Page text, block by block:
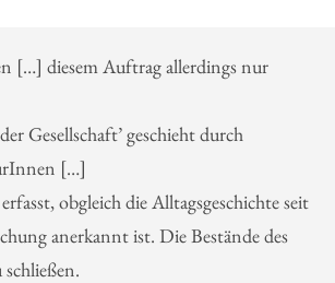
[…] diesem Auftrag allerdings nur
Gesellschaft’ geschieht durch
[…]
obgleich die Alltagsgeschichte seit
anerkannt ist. Die Bestände des